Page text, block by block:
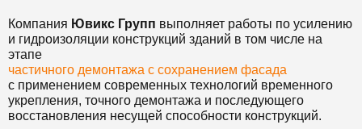
Компания Ювикс Групп выполняет работы по усилению
и гидроизоляции конструкций зданий в том числе на
этапе
частичного демонтажа с сохранением фасада
с применением современных технологий временного
укрепления, точного демонтажа и последующего
восстановления несущей способности конструкций.